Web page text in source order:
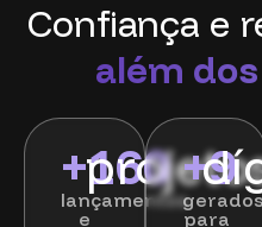
Confiança e
além
+160
lançamentos
e
+9
para